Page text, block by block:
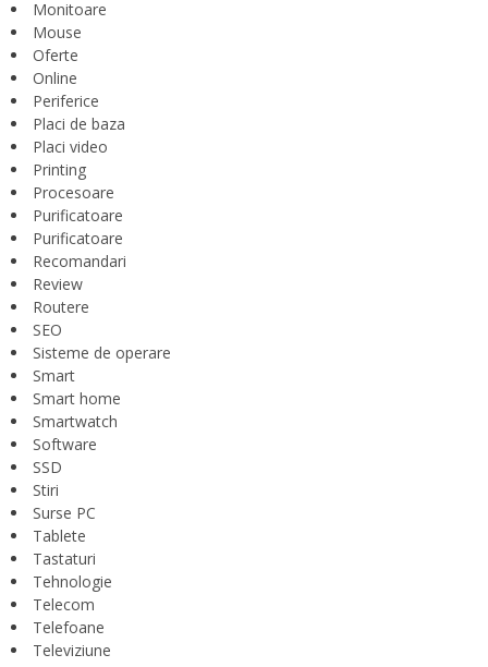
Monitoare
Mouse
Oferte
Online
Periferice
Placi de baza
Placi video
Printing
Procesoare
Purificatoare
Purificatoare
Recomandari
Review
Routere
SEO
Sisteme de operare
Smart
Smart home
Smartwatch
Software
SSD
Stiri
Surse PC
Tablete
Tastaturi
Tehnologie
Telecom
Telefoane
Televiziune